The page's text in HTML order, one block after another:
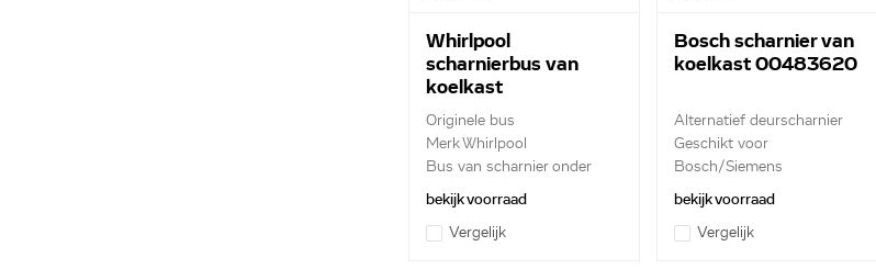
Whirlpool
scharnierbus van
koelkast
481240478335
Originele bus
Merk Whirlpool
Bus van scharnier onder
bekijk voorraad
Vergelijk
Bosch scharnier van
koelkast 00483620
Alternatief deurscharnier
Geschikt voor
Bosch/Siemens
He...
bekijk voorraad
Vergelijk